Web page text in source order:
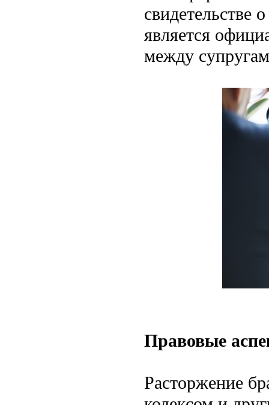
свидетельстве
является
между
Правовые
Расторжение